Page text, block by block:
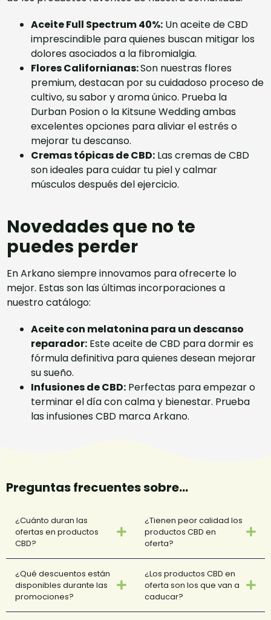
Aceite Full Spectrum 40%: Unaceite de CBD
imprescindible para quienes buscan mitigar los
dolores asociados a la fibromialgia.
Flores Californianas:Son nuestras flores
premium, destacan por su cuidadoso proceso de
cultivo, su sabor y aroma único. Prueba la
Durban Posiono la Kitsune Weddingambas
excelentes opciones para aliviar el estrés o
mejorar tu descanso.
Cremas tópicas de CBD: Lascremas de CBD
son ideales para cuidar tu piel y calmar
músculos después del ejercicio.
Novedades que no te
puedes perder
En Arkano siempre innovamos para ofrecerte lo
mejor. Estas son las últimas incorporaciones a
nuestro catálogo:
Aceite con melatonina para un descanso
reparador: Esteaceite de CBD para dormires
fórmula definitiva para quienes desean mejorar
su sueño.
Infusiones de CBD: Perfectas para empezar o
terminar el día con calma y bienestar. Prueba
lasinfusiones CBD marca Arkano.
Preguntas frecuentes sobre...
¿Cuánto duran las
ofertas en productos
CBD?
¿Qué descuentos están
disponibles durante las
promociones?
¿Tienen peor calidad los
productos CBD en
oferta?
¿Los productos CBD en
oferta son los que van a
caducar?